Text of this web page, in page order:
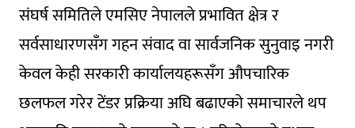
संघर्ष समितिले एमसिए नेपालले प्रभावित क्षेत्र र
सर्वसाधारणसँग गहन संवाद वा सार्वजनिक सुनुवाइ नगरी
केवल केही सरकारी कार्यालयहरूसँग औपचारिक
छलफल गरेर टेंडर प्रक्रिया अघि बढाएको समाचारले थप